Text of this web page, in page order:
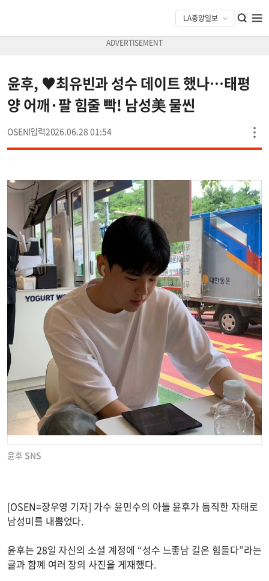
윤후, ♥최유빈과 성수 데이트 했나…태평
양 어깨·팔 힘줄 빡! 남성美 물씬
OSEN 2026.06.28 01:54
윤후 SNS
[OSEN=장우영 기자] 가수 윤민수의 아들 윤후가 듬직한 자태로
남성미를 내뿜었다.
윤후는 28일 자신의 소셜 계정에 “성수 느좋남 길은 힘들다”라는
글과 함꼐 여러 장의 사진을 게재했다.